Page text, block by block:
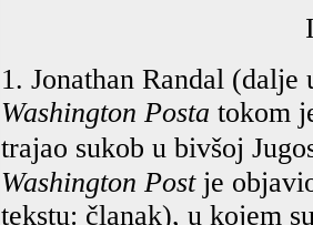
1. Jonathan Randal
Washington Posta tokom
trajao sukob u bivšoj
Washington Post je
tekstu: članak), u kojem